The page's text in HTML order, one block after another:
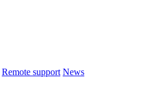
Remote support News